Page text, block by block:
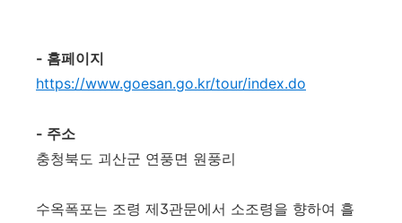
- 홈페이지
https://www.goesan.go.kr/tour/index.do
- 주소
충청북도 괴산군 연풍면 원풍리
수옥폭포는 조령 제3관문에서 소조령을 향하여 흘